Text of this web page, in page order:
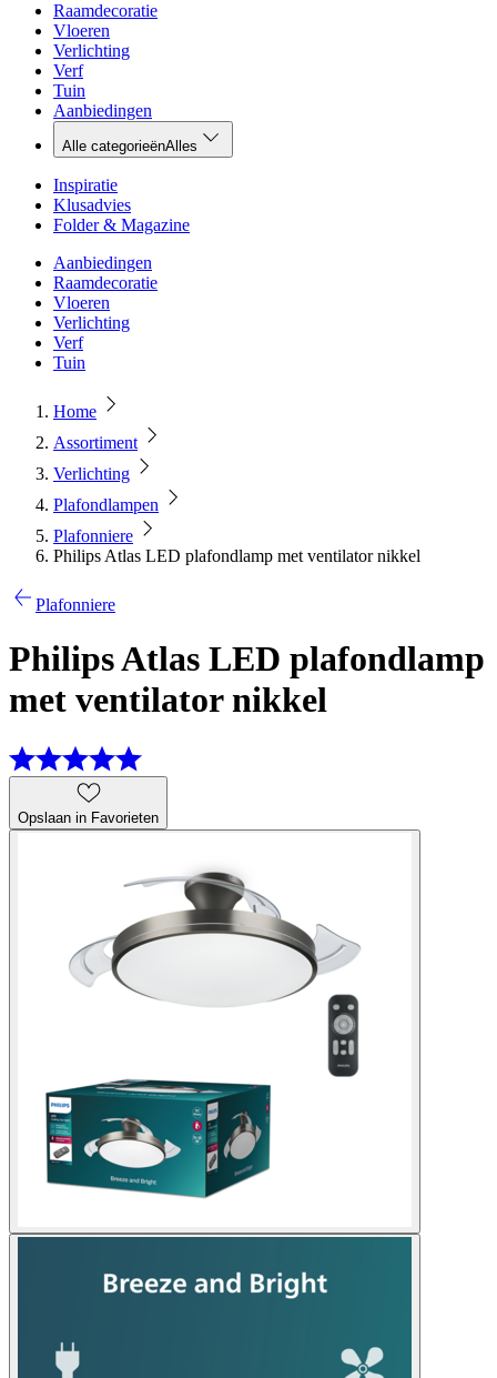
Raamdecoratie
Vloeren
Verlichting
Verf
Tuin
Aanbiedingen
Alle categorieënAlles
Inspiratie
Klusadvies
Folder & Magazine
Aanbiedingen
Raamdecoratie
Vloeren
Verlichting
Verf
Tuin
Home
Assortiment
Verlichting
Plafondlampen
Plafonniere
Philips Atlas LED plafondlamp met ventilator nikkel
Plafonniere
Philips Atlas LED plafondlamp
met ventilator nikkel
Opslaan in Favorieten